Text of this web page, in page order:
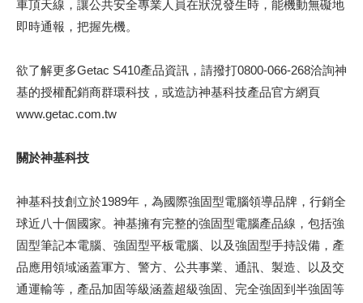
車頂天線，讓公共安全專業人員在狀況發生時，能機動無礙地
即時通報，把握先機。
欲了解更多Getac S410產品資訊，請撥打0800-066-268洽詢神
基的授權配銷商群環科技，或造訪神基科技產品官方網頁
www.getac.com.tw
關於神基科技
神基科技創立於1989年，為國際強固型電腦領導品牌，行銷全
球近八十個國家。神基擁有完整的強固型電腦產品線，包括強
固型筆記本電腦、強固型平板電腦、以及強固型手持設備，產
品應用領域涵蓋軍方、警方、公共事業、通訊、製造、以及交
通運輸等，產品加固等級涵蓋超級強固、完全強固到半強固等